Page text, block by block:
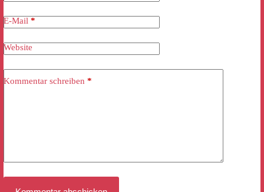
E-Mail *
Website
Kommentar schreiben *